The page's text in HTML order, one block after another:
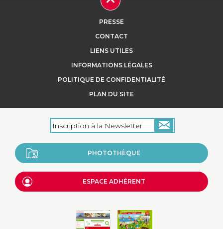
PRESSE
CONTACT
LIENS UTILES
INFORMATIONS LÉGALES
POLITIQUE DE CONFIDENTIALITÉ
PLAN DU SITE
PHOTOTHÈQUE
ESPACE ADHÉRENT